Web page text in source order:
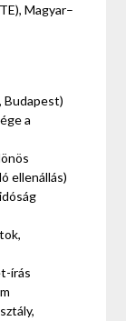
Magyar–
Budapest)
a
ellenállás)
írás